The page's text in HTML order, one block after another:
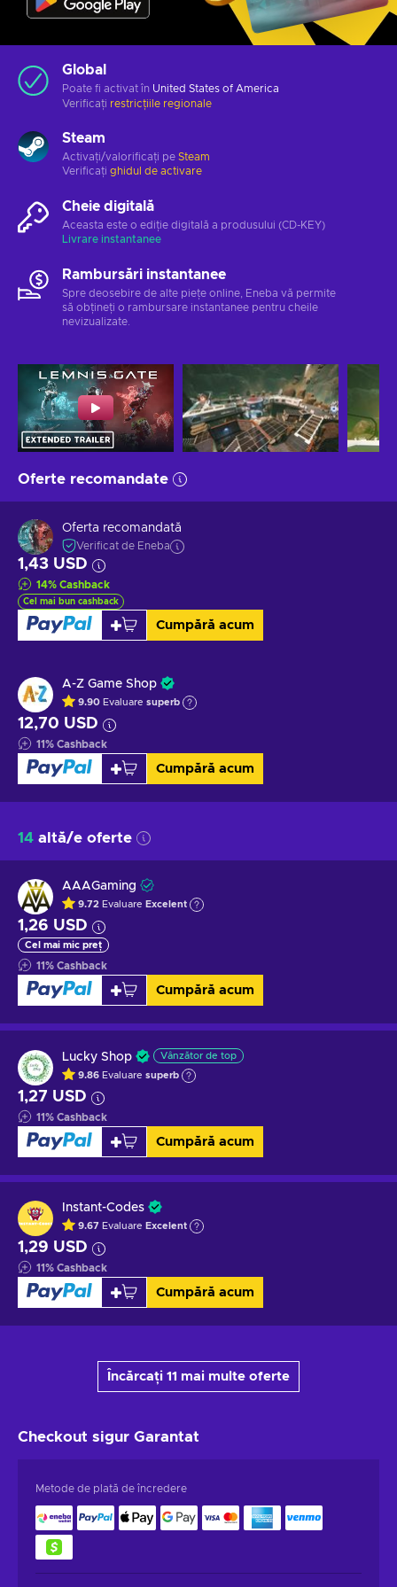
Global
Poate fi activat în United States of America
Verificați restricțiile regionale
Steam
Activați/valorificați pe Steam
Verificați ghidul de activare
Cheie digitală
Aceasta este o ediție digitală a produsului (CD-KEY)
Livrare instantanee
Rambursări instantanee
Spre deosebire de alte piețe online, Eneba vă permite
să obțineți o rambursare instantanee pentru cheile
nevizualizate.
Oferte recomandate
Oferta recomandată
Verificat de Eneba
1,43 USD
14% Cashback
Cel mai bun cashback
Cumpără acum
A-Z Game Shop
9.90 Evaluare superb
12,70 USD
11% Cashback
Cumpără acum
14 altă/e oferte
AAAGaming
9.72 Evaluare Excelent
1,26 USD
Cel mai mic preț
11% Cashback
Cumpără acum
Lucky Shop Vânzător de top
9.86 Evaluare superb
1,27 USD
11% Cashback
Cumpără acum
Instant-Codes
9.67 Evaluare Excelent
1,29 USD
11% Cashback
Cumpără acum
Încărcați 11 mai multe oferte
Checkout sigur Garantat
Metode de plată de încredere